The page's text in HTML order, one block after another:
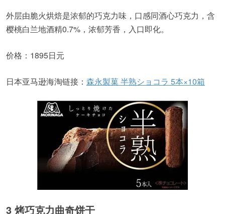
外层由脆火烘焙是浓郁的巧克力味，口感同酒心巧克力，含
樱桃白兰地酒精0.7%，浓郁芳香，入口即化。
价格：1895日元
日本亚马逊海淘链接： 森永製菓 半熟ショコラ 5本×10箱
3 烤巧克力曲奇饼干